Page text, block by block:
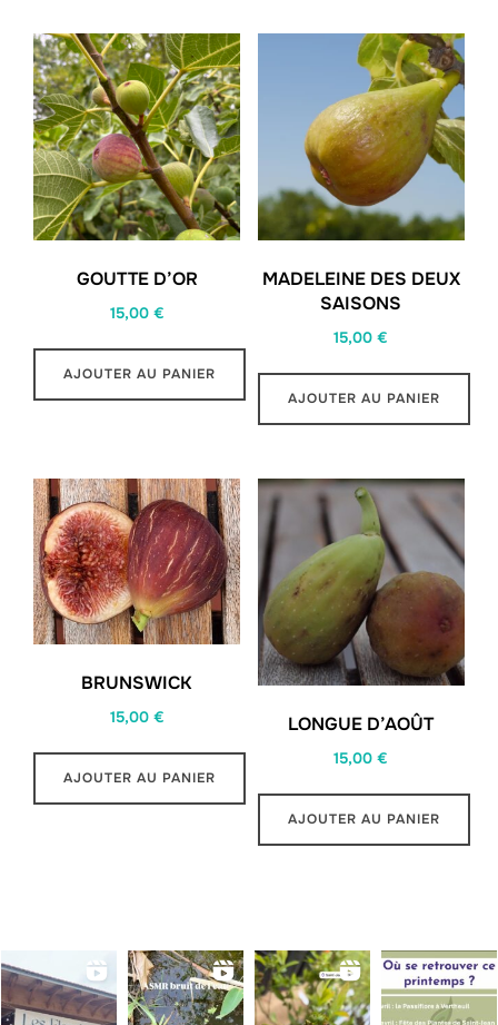
GOUTTE D’OR
15,00 €
AJOUTER AU PANIER
MADELEINE DES DEUX
SAISONS
15,00€
AJOUTER AU PANIER
BRUNSWICK
15,00 €
AJOUTER AU PANIER
LONGUE D’AOÛT
15,00€
AJOUTER AU PANIER